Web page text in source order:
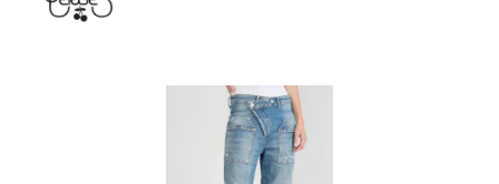
Bildergalerie überspringen